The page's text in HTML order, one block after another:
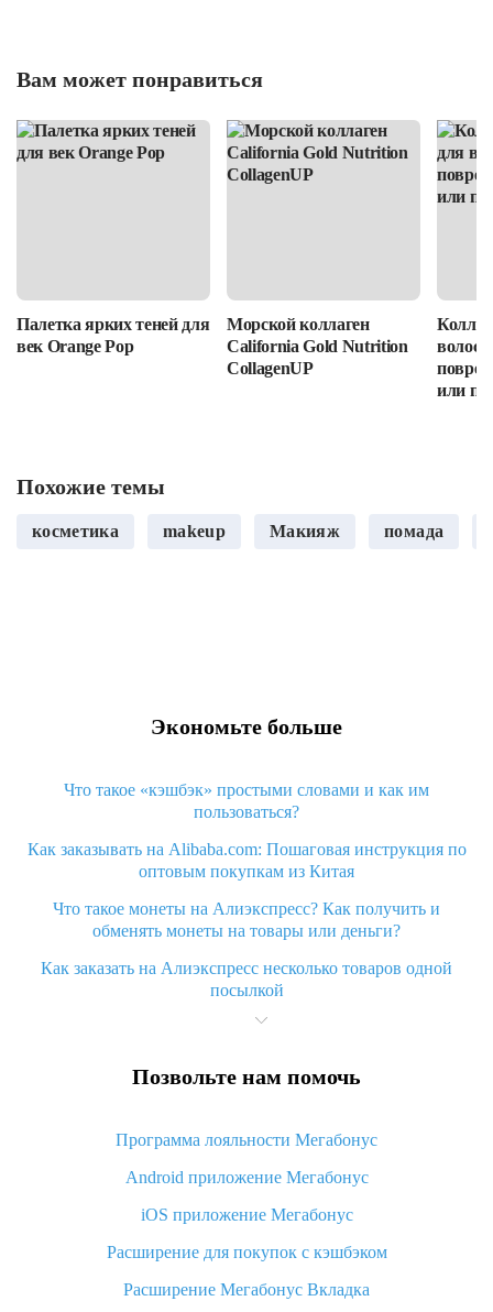
Вам может понравиться
Палетка ярких теней для
век Orange Pop
Морской коллаген
California Gold Nutrition
CollagenUP
волос:
или
Похожие темы
косметика makeup Макияж помада
Экономьте больше
Что такое «кэшбэк» простыми словами и как им
пользоваться?
Как заказывать на Alibaba.com: Пошаговая инструкция по
оптовым покупкам из Китая
Что такое монеты на Алиэкспресс? Как получить и
обменять монеты на товары или деньги?
Как заказать на Алиэкспресс несколько товаров одной
посылкой
Что значит статус «Заказ закрыт» на Алиэкспресс и что
Что делать, если Алиэкспресс просит ввести паспортные
Как узнать, куда пришла посылка с Алиэкспресс
Вы отменили заказ на Алиэкспресс, когда вернут деньги?
Что такое баллы на Алиэкспресс, как их получить и
«AliExpress Standard Shipping»: что это за метод доставки и
как его отслеживать
Позвольте нам помочь
Программа лояльности Мегабонус
Android приложение Мегабонус
iOS приложение Мегабонус
Расширение для покупок с кэшбэком
Расширение Мегабонус Вкладка